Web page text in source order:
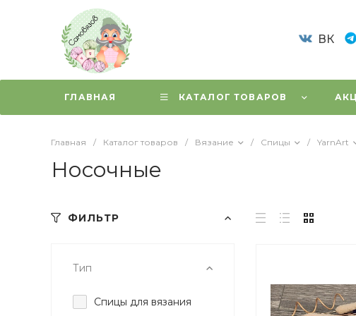
ВК
ГЛАВНАЯ КАТАЛОГ ТОВАРОВ
Главная / Каталог товаров / Вязание / Спицы / YarnArt
Носочные
ФИЛЬТР
Тип
Спицы для вязания